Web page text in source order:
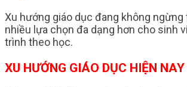
Xu hướng giáo dục đang không ngừng
nhiều lựa chọn đa dạng hơn cho sinh
trình theo học.
XU HƯỚNG GIÁO DỤC HIỆN NAY